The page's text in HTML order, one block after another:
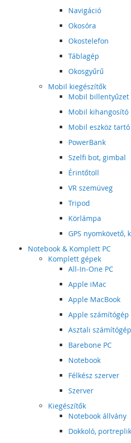
Navigáció
Okosóra
Okostelefon
Táblagép
Okosgyűrű
Mobil kiegészítők
Mobil billentyűzet
Mobil kihangosító
Mobil eszköz tartó
PowerBank
Szelfi bot, gimbal
Érintőtoll
VR szemüveg
Tripod
Körlámpa
GPS nyomkövető,
Notebook & Komplett PC
Komplett gépek
All-In-One PC
Apple iMac
Apple MacBook
Apple számítógép
Asztali számítógép
Barebone PC
Notebook
Félkész szerver
Szerver
Kiegészítők
Notebook állvány
Dokkoló,